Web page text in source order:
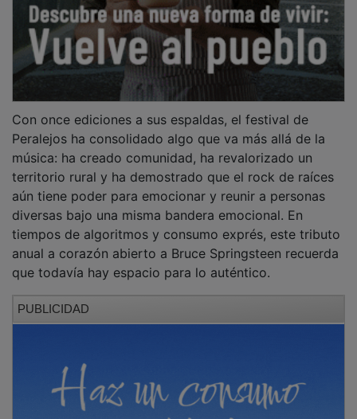
Con once ediciones a sus espaldas, el festival de
Peralejos ha consolidado algo que va más allá de la
música: ha creado comunidad, ha revalorizado un
territorio rural y ha demostrado que el rock de raíces
aún tiene poder para emocionar y reunir a personas
diversas bajo una misma bandera emocional. En
tiempos de algoritmos y consumo exprés, este tributo
anual a corazón abierto a Bruce Springsteen recuerda
que todavía hay espacio para lo auténtico.
PUBLICIDAD